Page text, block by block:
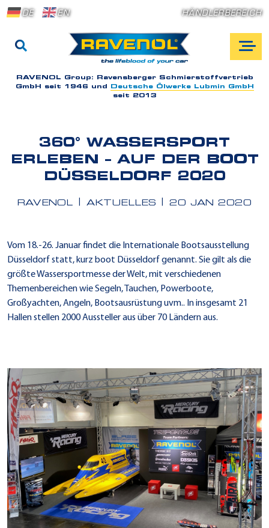
DE EN HÄNDLERBEREICH
RAVENOL Group: Ravensberger Schmierstoffvertrieb
GmbH seit 1946 und
Deutsche Ölwerke Lubmin GmbH
seit 2013
360° WASSERSPORT
ERLEBEN – AUF DER BOOT
DÜSSELDORF 2020
RAVENOL AKTUELLES 20 JAN 2020
Vom 18.-26. Januar findet die Internationale Bootsausstellung
Düsseldorf statt, kurz boot Düsseldorf genannt. Sie gilt als die
größte Wassersportmesse der Welt, mit verschiedenen
Themenbereichen wie Segeln, Tauchen, Powerboote,
Großyachten, Angeln, Bootsausrüstung uvm.. In insgesamt 21
Hallen stellen 2000 Aussteller aus über 70 Ländern aus.